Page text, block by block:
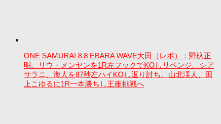
ONE SAMURAI 8.8 EBARA WAVE大田（レポ）：野杁正
明、リウ・メンヤンを1R左フックでKOしリベンジ。シア
サラニ、海人を87秒左ハイKOし返り討ち。山北渓人、田
上こゆるに1R一本勝ちし王座挑戦へ